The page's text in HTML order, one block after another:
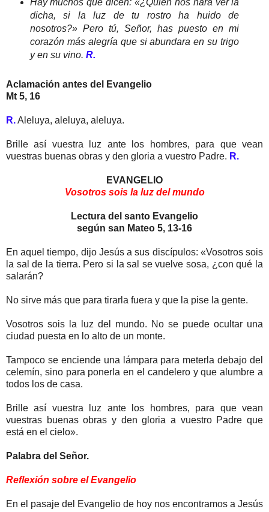
dicha, si la luz de tu rostro ha huido de
nosotros?» Pero tú, Señor, has puesto en mi
corazón más alegría que si abundara en su trigo
y en su vino. R.
Aclamación antes del Evangelio
Mt 5, 16
R.Aleluya, aleluya, aleluya.
Brille así vuestra luz ante los hombres, para que vean
vuestras buenas obras y den gloria a vuestro Padre. R.
EVANGELIO
Vosotros sois la luz del mundo
Lectura del santo Evangelio
según san Mateo 5, 13-16
En aquel tiempo, dijo Jesús a sus discípulos: «Vosotros sois
la sal de la tierra. Pero si la sal se vuelve sosa, ¿con qué la
salarán?
No sirve más que para tirarla fuera y que la pise la gente.
Vosotros sois la luz del mundo. No se puede ocultar una
ciudad puesta en lo alto de un monte.
Tampoco se enciende una lámpara para meterla debajo del
celemín, sino para ponerla en el candelero y que alumbre a
todos los de casa.
Brille así vuestra luz ante los hombres, para que vean
vuestras buenas obras y den gloria a vuestro Padre que
está en el cielo».
Palabra del Señor.
Reflexión sobre el Evangelio
En el pasaje del Evangelio de hoy nos encontramos a Jesús